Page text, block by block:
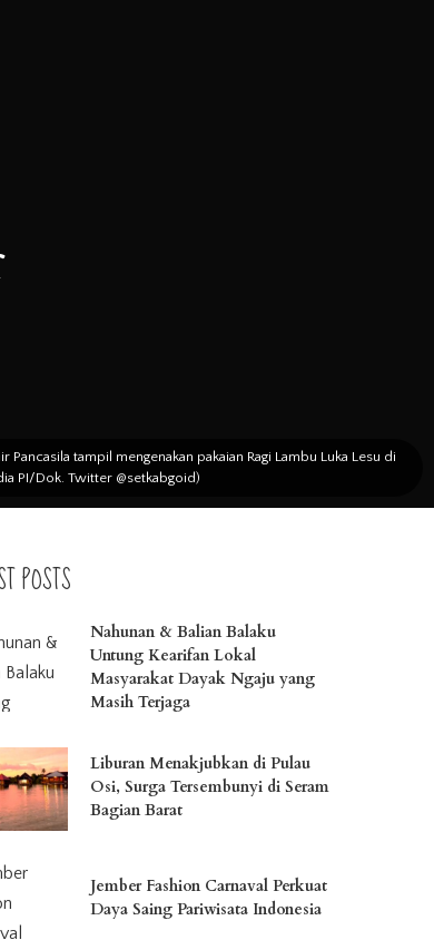
tampil mengenakan pakaian Ragi Lambu Luka Lesu di
PI/Dok. Twitter @setkabgoid)
POSTS
Nahunan & Balian Balaku
Untung Kearifan Lokal
Masyarakat Dayak Ngaju yang
Masih Terjaga
Liburan Menakjubkan di Pulau
Osi, Surga Tersembunyi di Seram
Bagian Barat
Jember Fashion Carnaval Perkuat
Daya Saing Pariwisata Indonesia